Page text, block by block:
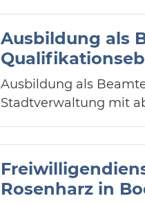
Ausbildung als
Ausbildung als
Stadtverwaltung mit
Rosenharz in